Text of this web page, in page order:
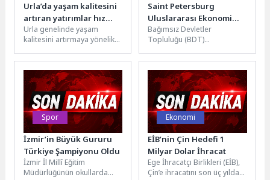
Urla’da yaşam kalitesini
artıran yatırımlar hız
kesmeden devam ediyor
Urla genelinde yaşam
kalitesini artırmaya yönelik
devam ediyor. İlçenin dört
bir yanında...
Saint Petersburg
Uluslararası Ekonomi
Forumu’nda
Rosatom’dan Teknolojik
Çözümler
Bağımsız Devletler
Topluluğu (BDT)
etkinliklerden biri olan ve
1997’den bu yana
düzenlenen,...
Spor
İzmir’in Büyük Gururu
Türkiye Şampiyonu Oldu
İzmir İl Millî Eğitim
Müdürlüğünün okullarda
Ekonomi
EİB’nin Çin Hedefi 1
Milyar Dolar İhracat
Ege İhracatçı Birlikleri (EİB),
Çin’e ihracatını son üç yılda